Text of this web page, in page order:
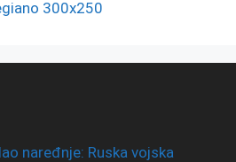
naređnje: Ruska vojska